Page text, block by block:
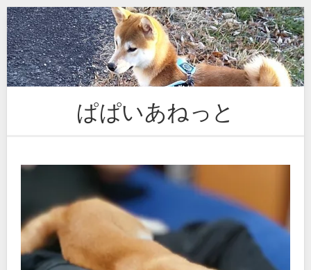
Skip
to
content
ぱぱいあねっと